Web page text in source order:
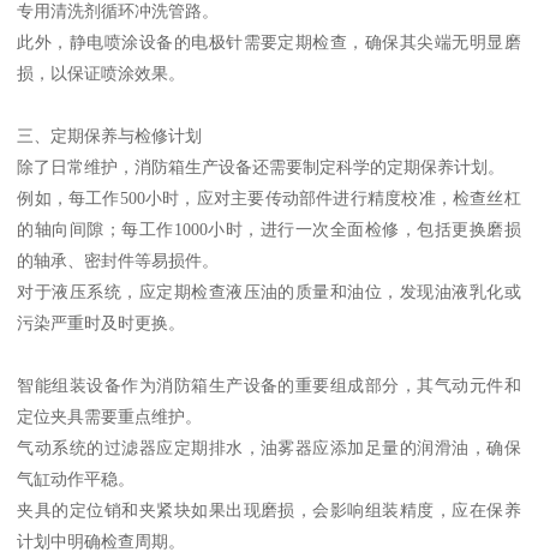
专用清洗剂循环冲洗管路。
此外，静电喷涂设备的电极针需要定期检查，确保其尖端无明显磨
损，以保证喷涂效果。
三、定期保养与检修计划
除了日常维护，消防箱生产设备还需要制定科学的定期保养计划。
例如，每工作500小时，应对主要传动部件进行精度校准，检查丝杠
的轴向间隙；每工作1000小时，进行一次全面检修，包括更换磨损
的轴承、密封件等易损件。
对于液压系统，应定期检查液压油的质量和油位，发现油液乳化或
污染严重时及时更换。
智能组装设备作为消防箱生产设备的重要组成部分，其气动元件和
定位夹具需要重点维护。
气动系统的过滤器应定期排水，油雾器应添加足量的润滑油，确保
气缸动作平稳。
夹具的定位销和夹紧块如果出现磨损，会影响组装精度，应在保养
计划中明确检查周期。